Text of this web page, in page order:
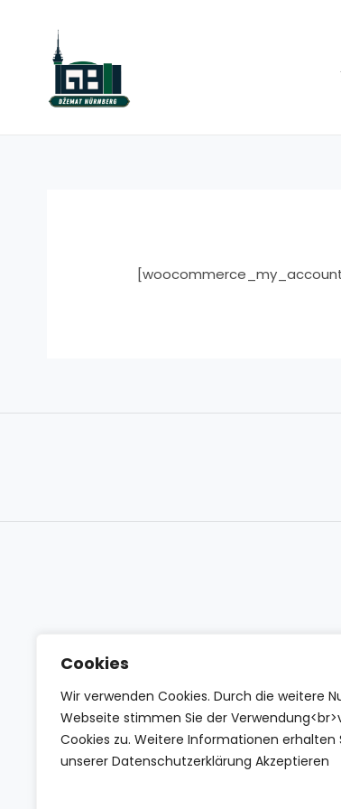
Cookies
Wir verwenden Cookies. Durch die weitere
Webseite stimmen Sie der
Cookies zu. Weitere Informationen erhalten
unserer Datenschutzerklärung Akzeptieren
content